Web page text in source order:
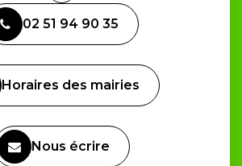
le
compte
02 51 94 90 35
Horaires des mairies
Nous écrire